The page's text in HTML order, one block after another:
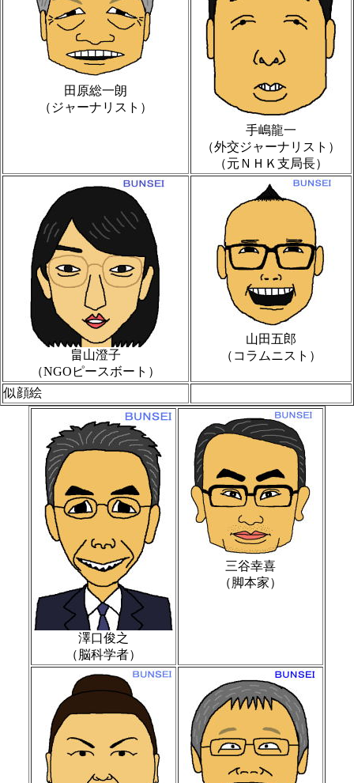
田原総一朗
（ジャーナリスト）
手嶋龍一
（外交ジャーナリスト）
（元ＮＨＫ支局長）
畠山澄子
（NGOピースボート）
山田五郎
（コラムニスト）
似顔絵
澤口俊之
（脳科学者）
三谷幸喜
（脚本家）